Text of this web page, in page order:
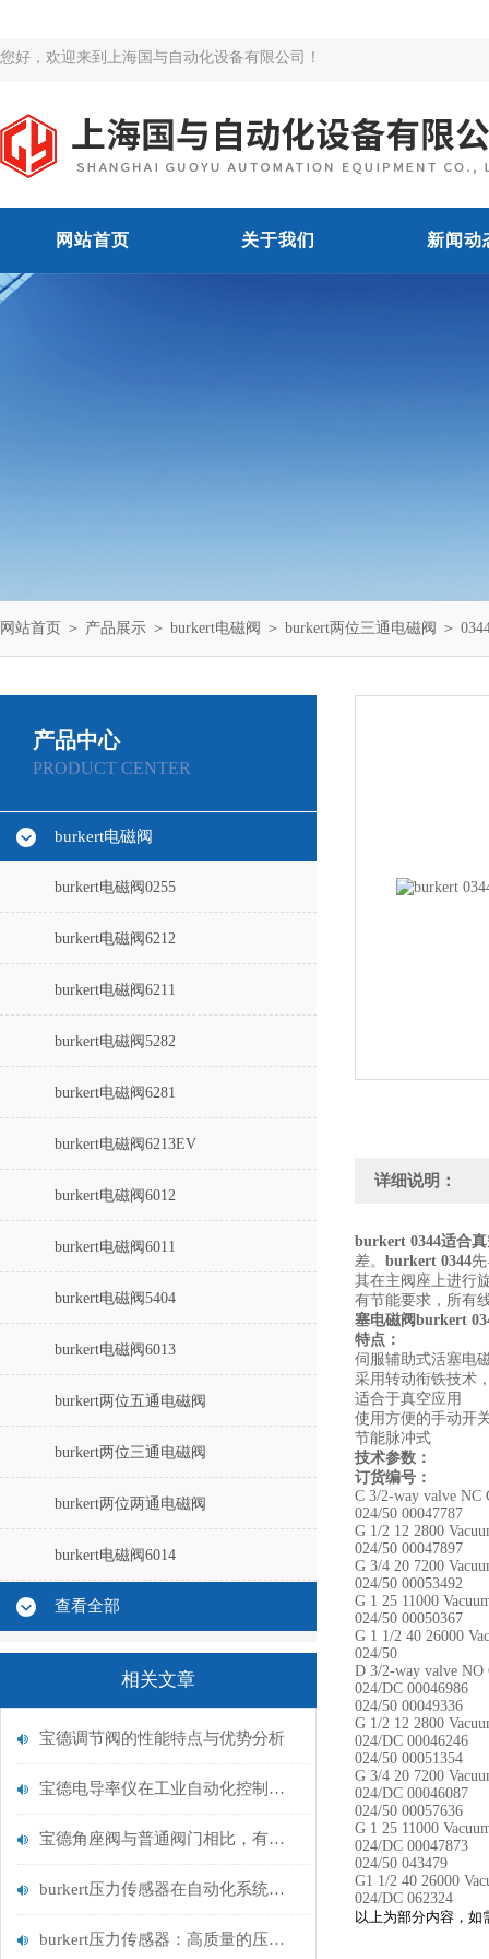
您好，欢迎来到上海国与自动化设备有限公司！
网站首页 关于我们 新闻动
网站首页 ＞ 产品展示 ＞ burkert电磁阀 ＞ burkert两位三通电磁阀 ＞
产品中心
PRODUCT CENTER
burkert电磁阀
burkert电磁阀0255
burkert电磁阀6212
burkert电磁阀6211
burkert电磁阀5282
burkert电磁阀6281
burkert电磁阀6213EV
burkert电磁阀6012
burkert电磁阀6011
burkert电磁阀5404
burkert电磁阀6013
burkert两位五通电磁阀
burkert两位三通电磁阀
burkert两位两通电磁阀
burkert电磁阀6014
查看全部
相关文章
宝德调节阀的性能特点与优势分析
宝德电导率仪在工业自动化控制中的重要性
宝德角座阀与普通阀门相比，有何优势？
burkert压力传感器在自动化系统中的应用
burkert压力传感器：高质量的压力测量解决方案
详细说明：
burkert 0344适合
差。 burkert 0344
其在主阀座上进行
有节能要求，所有
塞电磁阀burkert
特点：
伺服辅助式活塞电
采用转动衔铁技术
适合于真空应用
使用方便的手动开
节能脉冲式
技术参数：
订货编号：
C 3/2-way valve NC
024/50 00047787
G 1/2 12 2800
024/50 00047897
G 3/4 20 7200
024/50 00053492
G 1 25 11000
024/50 00050367
G 1 1/2 40 26000
024/50
D 3/2-way valve NO
024/DC 00046986
024/50 00049336
G 1/2 12 2800
024/DC 00046246
024/50 00051354
G 3/4 20 7200
024/DC 00046087
024/50 00057636
G 1 25 11000
024/DC 00047873
024/50 043479
G1 1/2 40 26000
024/DC 062324
以上为部分内容，如